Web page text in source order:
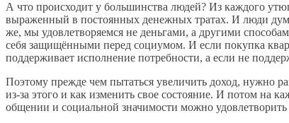
А что происходит у большинства людей? Из каждого
выраженный в постоянных денежных тратах. И люди
же, мы удовлетворяемся не деньгами, а другими
себя защищёнными перед социумом. И если покупка
поддерживает исполнение потребности, а если не
Поэтому прежде чем пытаться увеличить доход, нужно
из-за этого и как изменить свое состояние. И потом на
общении и социальной значимости можно удовлетворить